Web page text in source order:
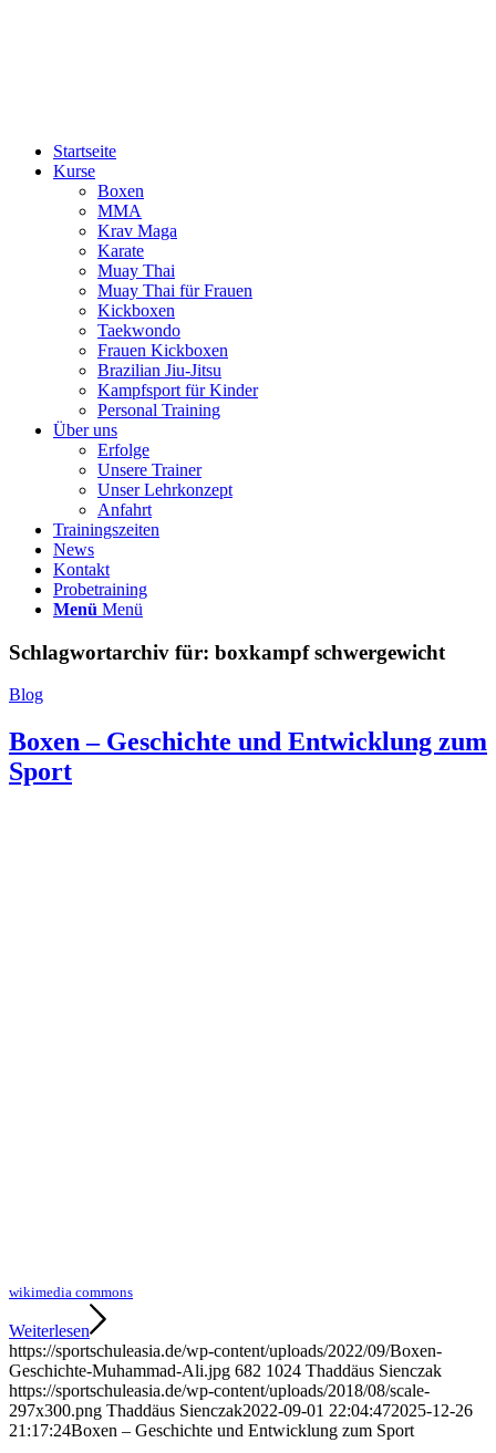
Startseite
Kurse
Boxen
MMA
Krav Maga
Karate
Muay Thai
Muay Thai für Frauen
Kickboxen
Taekwondo
Frauen Kickboxen
Brazilian Jiu-Jitsu
Kampfsport für Kinder
Personal Training
Über uns
Erfolge
Unsere Trainer
Unser Lehrkonzept
Anfahrt
Trainingszeiten
News
Kontakt
Probetraining
Menü Menü
Schlagwortarchiv für: boxkampf schwergewicht
Blog
Boxen – Geschichte und Entwicklung zum
Sport
wikimedia commons
Weiterlesen
https://sportschuleasia.de/wp-content/uploads/2022/09/Boxen-
Geschichte-Muhammad-Ali.jpg 682 1024 Thaddäus Sienczak
https://sportschuleasia.de/wp-content/uploads/2018/08/scale-
297x300.png Thaddäus Sienczak2022-09-01 22:04:472025-12-26
21:17:24Boxen – Geschichte und Entwicklung zum Sport